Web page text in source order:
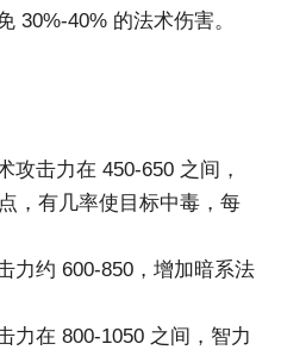
30%-40% 的法术伤害。
攻击力在 450-650 之间，
，有几率使目标中毒，每
力约 600-850，增加暗系法
力在 800-1050 之间，智力